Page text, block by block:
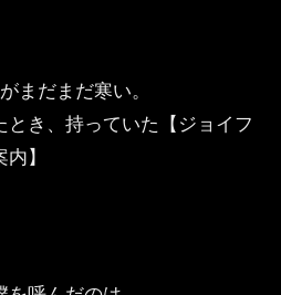
まだまだ寒い。
き、持っていた【ジョイフ
】